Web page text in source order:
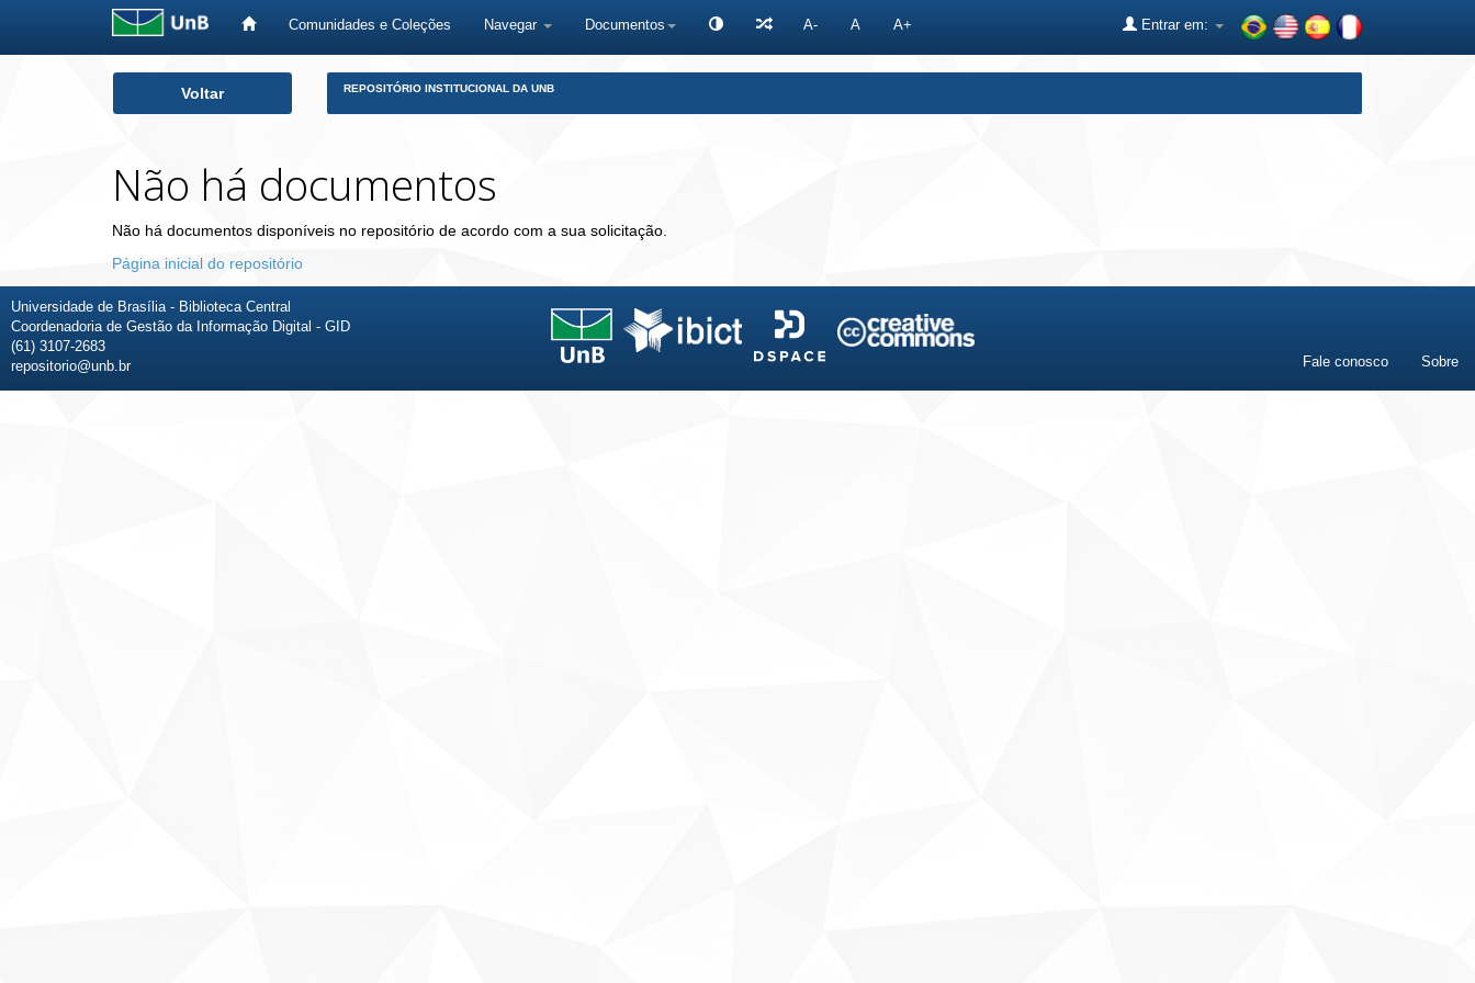
Comunidades e Coleções Navegar Documentos A- A A+ Entrar em:
Voltar REPOSITÓRIO INSTITUCIONAL DA UNB
Não há documentos
Não há documentos disponíveis no repositório de acordo com a sua solicitação.
Página inicial do repositório
Universidade de Brasília - Biblioteca Central
Coordenadoria de Gestão da Informação Digital - GID
(61) 3107-2683
repositorio@unb.br
Fale conosco Sobre